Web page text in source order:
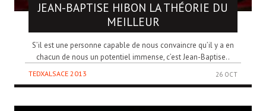
JEAN-BAPTISE HIBON LA THÉORIE DU
MEILLEUR
S’il est une personne capable de nous convaincre qu’il y a en
chacun de nous un potentiel immense, c’est Jean-Baptise..
TEDXALSACE 2013 26 OCT